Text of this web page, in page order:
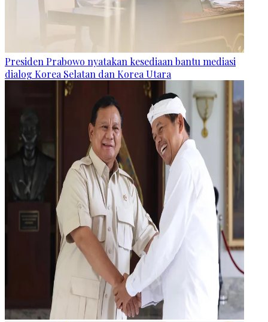
Presiden Prabowo nyatakan kesediaan bantu mediasi
dialog Korea Selatan dan Korea Utara